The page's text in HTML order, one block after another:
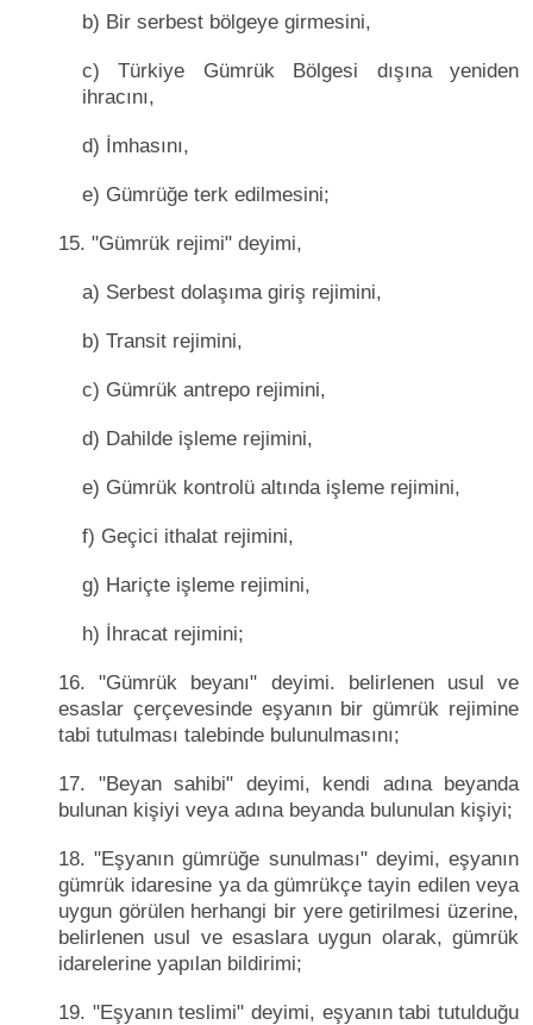
b) Bir serbest bölgeye girmesini,
c) Türkiye Gümrük Bölgesi dışına yeniden
ihracını,
d) İmhasını,
e) Gümrüğe terk edilmesini;
15. "Gümrük rejimi" deyimi,
a) Serbest dolaşıma giriş rejimini,
b) Transit rejimini,
c) Gümrük antrepo rejimini,
d) Dahilde işleme rejimini,
e) Gümrük kontrolü altında işleme rejimini,
f) Geçici ithalat rejimini,
g) Hariçte işleme rejimini,
h) İhracat rejimini;
16. "Gümrük beyanı" deyimi. belirlenen usul ve
esaslar çerçevesinde eşyanın bir gümrük rejimine
tabi tutulması talebinde bulunulmasını;
17. "Beyan sahibi" deyimi, kendi adına beyanda
bulunan kişiyi veya adına beyanda bulunulan kişiyi;
18. "Eşyanın gümrüğe sunulması" deyimi, eşyanın
gümrük idaresine ya da gümrükçe tayin edilen veya
uygun görülen herhangi bir yere getirilmesi üzerine,
belirlenen usul ve esaslara uygun olarak, gümrük
idarelerine yapılan bildirimi;
19. "Eşyanın teslimi" deyimi, eşyanın tabi tutulduğu